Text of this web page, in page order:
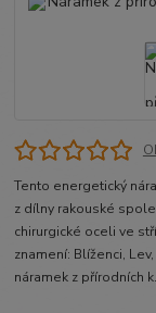
Tento energetický
z dílny rakouské
chirurgické oceli ve
znamení: Blíženci,
náramek z přírodních